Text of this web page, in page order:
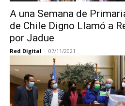
A una Semana de
de Chile Digno Llamó a
por Jadue
Red Digital - 07/11/2021